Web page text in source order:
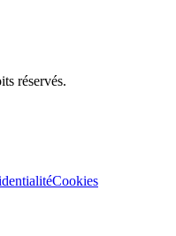
réservés.
Cookies